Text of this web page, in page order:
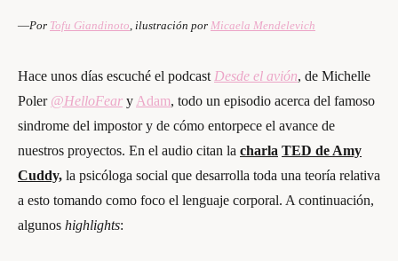
—Por Tofu Giandinoto, ilustración por Micaela Mendelevich
Hace unos días escuché el podcast Desde el avión, de Michelle
Poler @HelloFear y Adam, todo un episodio acerca del famoso
sindrome del impostor y de cómo entorpece el avance de
nuestros proyectos. En el audio citan la charla TED de Amy
Cuddy, la psicóloga social que desarrolla toda una teoría relativa
a esto tomando como foco el lenguaje corporal. A continuación,
algunos highlights: